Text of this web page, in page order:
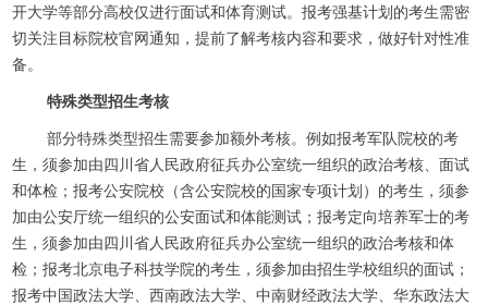
开大学等部分高校仅进行面试和体育测试。报考强基计划的考生需密
切关注目标院校官网通知，提前了解考核内容和要求，做好针对性准
备。
特殊类型招生考核
部分特殊类型招生需要参加额外考核。例如报考军队院校的考
生，须参加由四川省人民政府征兵办公室统一组织的政治考核、面试
和体检；报考公安院校（含公安院校的国家专项计划）的考生，须参
加由公安厅统一组织的公安面试和体能测试；报考定向培养军士的考
生，须参加由四川省人民政府征兵办公室统一组织的政治考核和体
检；报考北京电子科技学院的考生，须参加由招生学校组织的面试；
报考中国政法大学、西南政法大学、中南财经政法大学、华东政法大